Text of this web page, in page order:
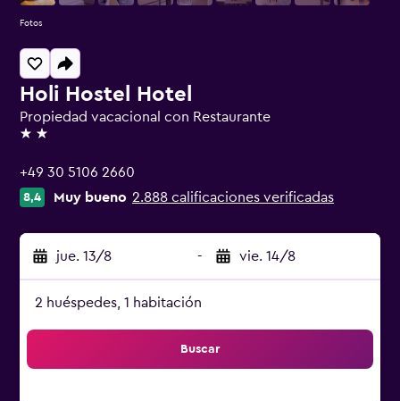
Holi Hostel Hotel
Propiedad vacacional con Restaurante
2 estrellas
+49 30 5106 2660
8,4 Muy bueno 2.888 calificaciones verificadas
jue. 13/8 - vie. 14/8
2 huéspedes, 1 habitación
Buscar
Fotos